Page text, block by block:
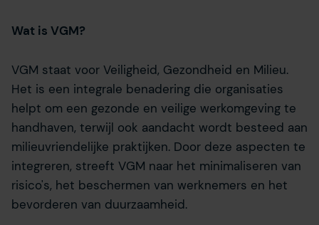
Wat is VGM?
VGM staat voor Veiligheid, Gezondheid en Milieu.
Het is een integrale benadering die organisaties
helpt om een gezonde en veilige werkomgeving te
handhaven, terwijl ook aandacht wordt besteed aan
milieuvriendelijke praktijken. Door deze aspecten te
integreren, streeft VGM naar het minimaliseren van
risico's, het beschermen van werknemers en het
bevorderen van duurzaamheid.